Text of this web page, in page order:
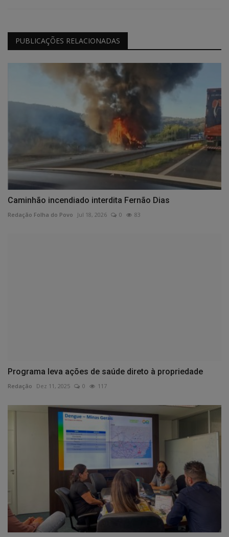
PUBLICAÇÕES RELACIONADAS
Caminhão incendiado interdita Fernão Dias
Redação Folha do Povo Jul 18, 2026 0 83
Programa leva ações de saúde direto à propriedade
Redação Dez 11, 2025 0 117